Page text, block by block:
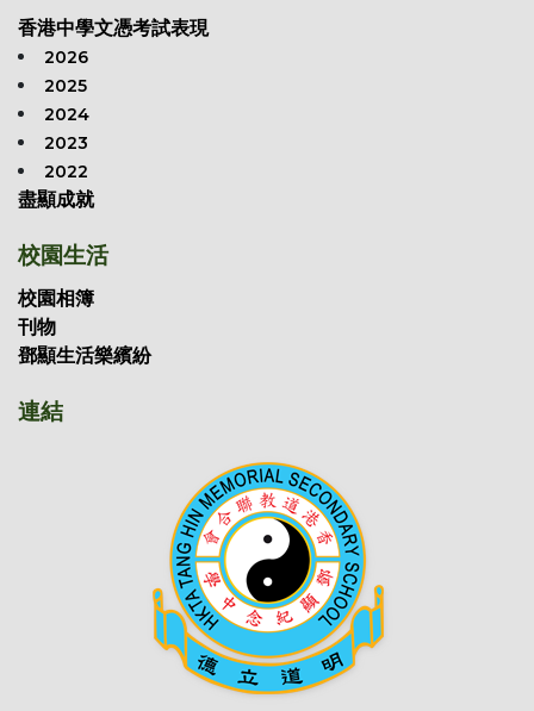
香港中學文憑考試表現
2026
2025
2024
2023
2022
盡顯成就
校園生活
校園相簿
刊物
鄧顯生活樂繽紛
連結